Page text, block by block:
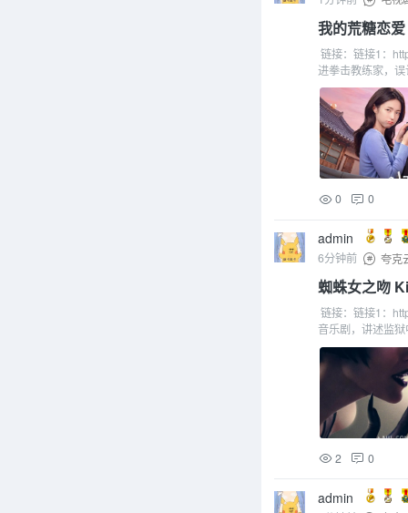
我的荒糖恋
链接：链接1：
进拳击教练家，
0 0
admin
6分钟前 夸克
蜘蛛女之吻
链接：链接1：
音乐剧，讲述监
2 0
admin